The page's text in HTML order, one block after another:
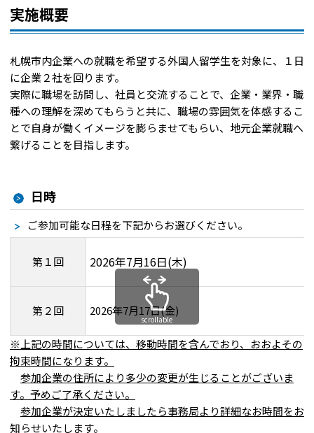
実施概要
札幌市内企業への就職を希望する外国人留学生を対象に、１日
に企業２社を回ります。
実際に職場を訪問し、社員と交流することで、企業・業界・職
種への理解を深めてもらうと共に、職場の雰囲気を体感するこ
とで自身が働くイメージを膨らませてもらい、地元企業就職へ
繋げることを目指します。
日時
ご参加可能な日程を下記からお選びください。
第１回 2026年7月16日(木)
第２回 2026年7月17日(金)
scrollable
※上記の時間については、移動時間を含んでおり、おおよその
拘束時間になります。
参加企業の住所により多少の変更が生じることがございま
す。予めご了承ください。
参加企業が決定いたしましたら事務局より詳細なお時間をお
知らせいたします。